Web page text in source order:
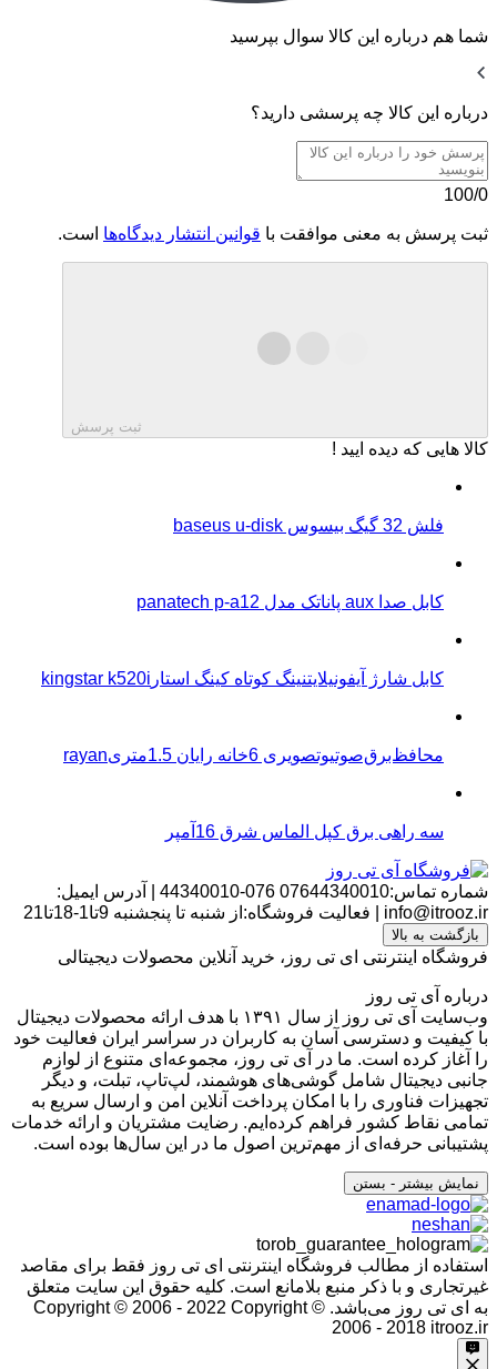
کاربر پارس کالا عزیز! از مشارکتتان ممنونیم!
ممکن است کمی زمان ببرد تا دیدگاه شما پس از بررسی نمایش
داده شود.
بازگشت
شما هم درباره این کالا سوال بپرسید
درباره این کالا چه پرسشی دارید؟
100/0
ثبت پرسش به معنی موافقت با قوانین انتشار دیدگاه‌ها است.
ثبت پرسش
کالا هایی که دیده ایید !
فلش 32 گیگ بیسوس baseus u-disk
کابل صدا aux پاناتک مدل panatech p-a12
کابل شارژ آیفونیلایتنینگ کوتاه کینگ استارkingstar k520i
محافظ‌برق‌صوتیو‌تصویری 6خانه رایان 1.5متریrayan
سه راهی برق کپل الماس شرق 16آمپر
شماره تماس:07644340010 076-44340010
آدرس ایمیل:
info@itrooz.ir
فعالیت فروشگاه:از شنبه تا پنجشنبه 9تا1-18تا21
بازگشت به بالا
فروشگاه اینترنتی ای تی روز، خرید آنلاین محصولات دیجیتالی
درباره آی تی روز
وب‌سایت آی تی روز از سال ۱۳۹۱ با هدف ارائه محصولات دیجیتال
با کیفیت و دسترسی آسان به کاربران در سراسر ایران فعالیت خود
را آغاز کرده است. ما در آی تی روز، مجموعه‌ای متنوع از لوازم
جانبی دیجیتال شامل گوشی‌های هوشمند، لپ‌تاپ، تبلت، و دیگر
تجهیزات فناوری را با امکان پرداخت آنلاین امن و ارسال سریع به
تمامی نقاط کشور فراهم کرده‌ایم. رضایت مشتریان و ارائه خدمات
پشتیبانی حرفه‌ای از مهم‌ترین اصول ما در این سال‌ها بوده است.
نمایش بیشتر - بستن
استفاده از مطالب فروشگاه اینترنتی ای تی روز فقط برای مقاصد
غیرتجاری و با ذکر منبع بلامانع است. کلیه حقوق این سایت متعلق
به ای تی روز می‌باشد. Copyright © 2006 - 2022 Copyright ©
2006 - 2018 itrooz.ir